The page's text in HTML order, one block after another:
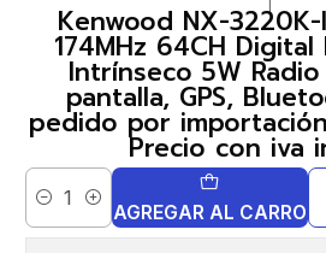
Kenwood NX-3220K-
174MHz 64CH Digital
Intrínseco 5W
pantalla, GPS,
pedido por
Precio con iva
Cantidad AGREGAR AL CARRO